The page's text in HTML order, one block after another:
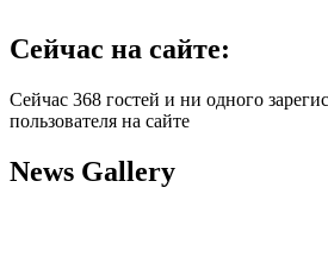
Сейчас на сайте:
Сейчас 368 гостей и ни одного
пользователя на сайте
News Gallery